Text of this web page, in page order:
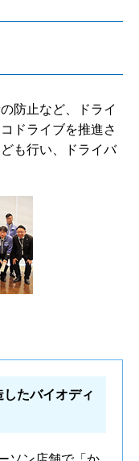
防止など、ドライ
ドライブを推進さ
も行い、ドライバ
たバイオディ